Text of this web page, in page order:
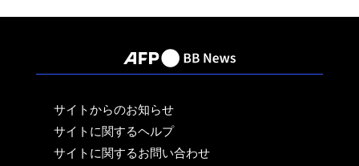
サイトからのお知らせ
サイトに関するヘルプ
サイトに関するお問い合わせ